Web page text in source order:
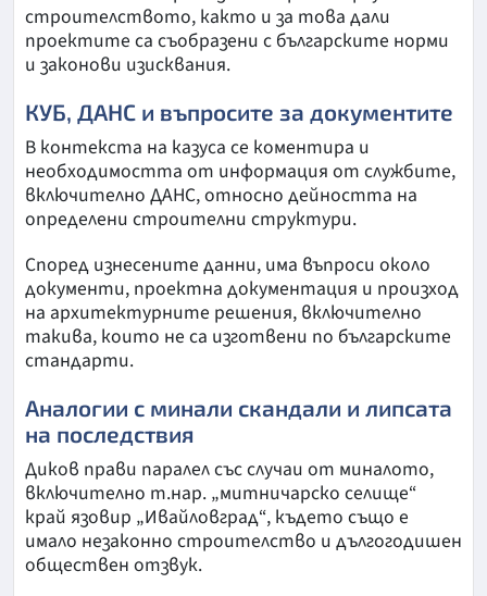
строителството, както и за това дали
проектите са съобразени с българските норми
и законови изисквания.
КУБ, ДАНС и въпросите за документите
В контекста на казуса се коментира и
необходимостта от информация от службите,
включително ДАНС, относно дейността на
определени строителни структури.
Според изнесените данни, има въпроси около
документи, проектна документация и произход
на архитектурните решения, включително
такива, които не са изготвени по българските
стандарти.
Аналогии с минали скандали и липсата
на последствия
Диков прави паралел със случаи от миналото,
включително т.нар. „митничарско селище“
край язовир „Ивайловград“, където също е
имало незаконно строителство и дългогодишен
обществен отзвук.